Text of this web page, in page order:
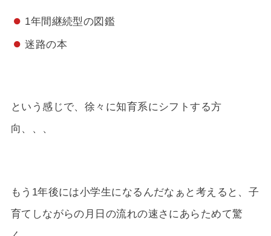
1年間継続型の図鑑
迷路の本
という感じで、徐々に知育系にシフトする方
向、、、
もう1年後には小学生になるんだなぁと考えると、子
育てしながらの月日の流れの速さにあらためて驚